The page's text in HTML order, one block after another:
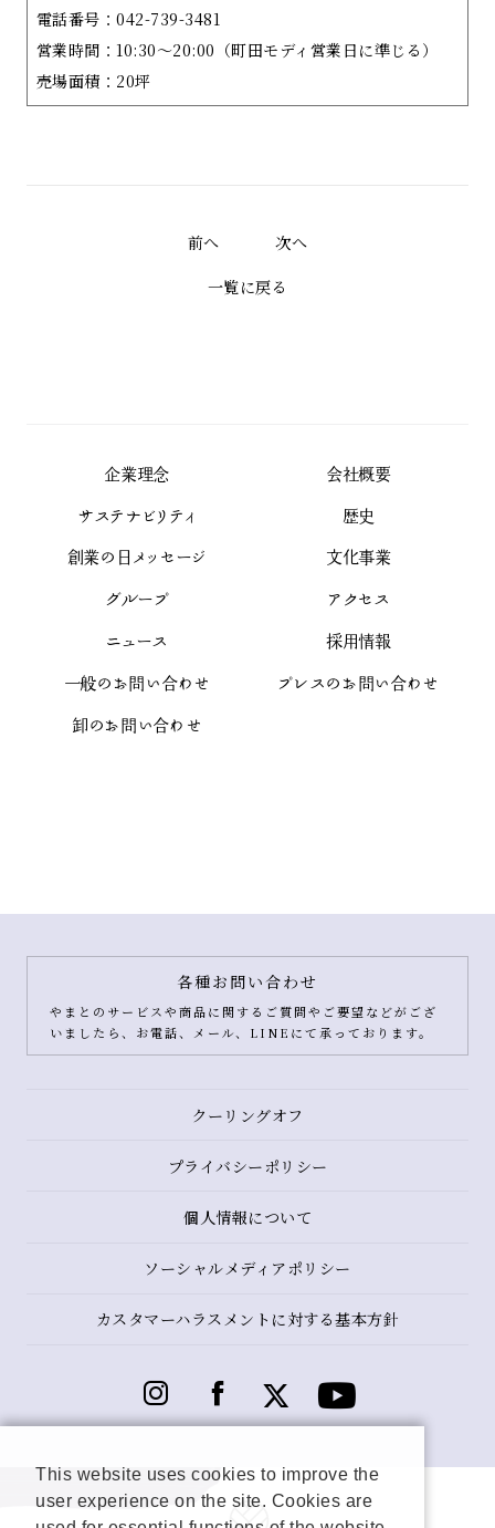
企業理念
会社概要
サステナビリティ
歴史
創業の日メッセージ
文化事業
グループ
アクセス
ニュース
採用情報
一般のお問い合わせ
プレスのお問い合わせ
卸のお問い合わせ
電話番号：042-739-3481
営業時間：10:30～20:00（町田モディ営業日に準じる）
売場面積：20坪
前へ 次へ
一覧に戻る
各種お問い合わせ
やまとのサービスや商品に関するご質問やご要望などがござ
いましたら、お電話、メール、LINEにて承っております。
クーリングオフ
プライバシーポリシー
個人情報について
ソーシャルメディアポリシー
カスタマーハラスメントに対する基本方針
This website uses cookies to improve the
user experience on the site. Cookies are